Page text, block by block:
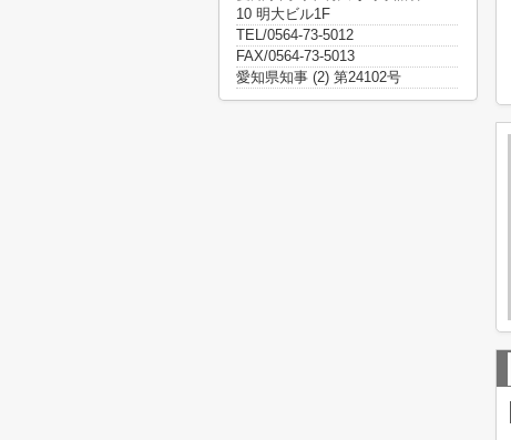
10 明大ビル1F
TEL/0564-73-5012
FAX/0564-73-5013
愛知県知事 (2) 第24102号